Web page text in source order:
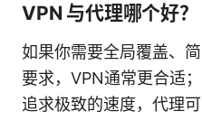
VPN 与代理哪个好？
如果你需要全局覆盖、
要求，VPN通常更合适
追求极致的速度，代理可